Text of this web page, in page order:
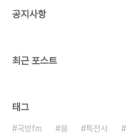
공지사항
최근 포스트
태그
국방fm 붐 특전사